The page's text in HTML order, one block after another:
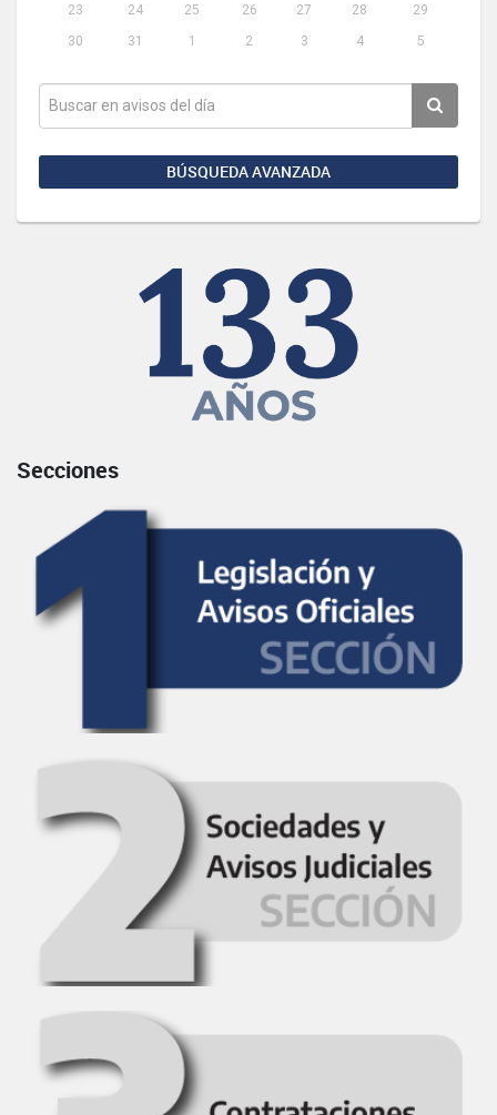
23
24 25 26 27 28
29
30
31 1 2 3 4 5
BÚSQUEDA AVANZADA
Secciones